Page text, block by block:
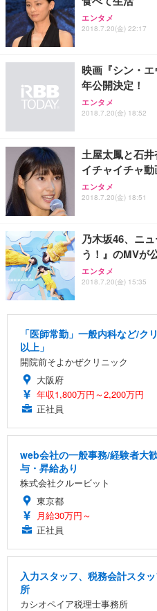
エンタメ
2018.7.20(金) 22:17
映画『シン・
年公開決定！
エンタメ
2018.7.20(金) 18:52
土屋太鳳と石
イチャイチャ
エンタメ
2018.7.20(金) 18:51
乃木坂46、ニ
う！』のMVが
エンタメ
2018.7.20(金) 15:35
「医師常勤」一般内科など/ク
以上」
開院前そよかぜクリニック
大阪府
年収1,800万円～2,200万円
正社員
web会社の一般事務/経験者大
与・昇給あり
株式会社クルービット
東京都
月給30万円～
正社員
入力スタッフ、税務会計スタ
所
カシオペイア税理士事務所